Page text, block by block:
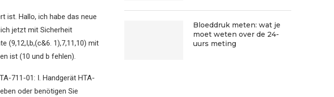
ist. Hallo, ich habe das neue
jetzt mit Sicherheit
(9,12,I,b,(c&6. 1),7,11,10) mit
ist (10 und b fehlen).
711-01: I. Handgerät HTA-
oder benötigen Sie
Bloeddruk meten: wat je
moet weten over de 24-
uurs meting